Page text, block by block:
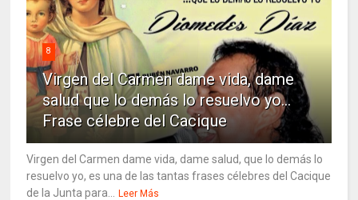
8
Virgen del Carmen dame vida, dame
salud que lo demás lo resuelvo yo…
Frase célebre del Cacique
Virgen del Carmen dame vida, dame salud, que lo demás lo
resuelvo yo, es una de las tantas frases célebres del Cacique
de la Junta para...
Leer Más